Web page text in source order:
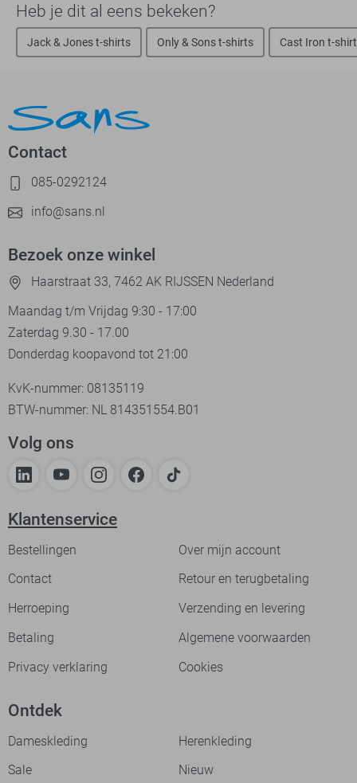
Heb je dit al eens bekeken?
Jack & Jones t-shirts Only & Sons t-shirts Cast Iron t-
Contact
085-0292124
info@sans.nl
Bezoek onze winkel
Haarstraat 33, 7462 AK RIJSSEN Nederland
Maandag t/m Vrijdag 9:30 - 17:00
Zaterdag 9.30 - 17.00
Donderdag koopavond tot 21:00
KvK-nummer: 08135119
BTW-nummer: NL 814351554.B01
Volg ons
Klantenservice
Bestellingen
Over mijn account
Contact
Retour en terugbetaling
Herroeping
Verzending en levering
Betaling
Algemene voorwaarden
Privacy verklaring
Cookies
Ontdek
Dameskleding
Herenkleding
Sale
Nieuw